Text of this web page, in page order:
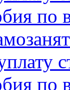
по
по